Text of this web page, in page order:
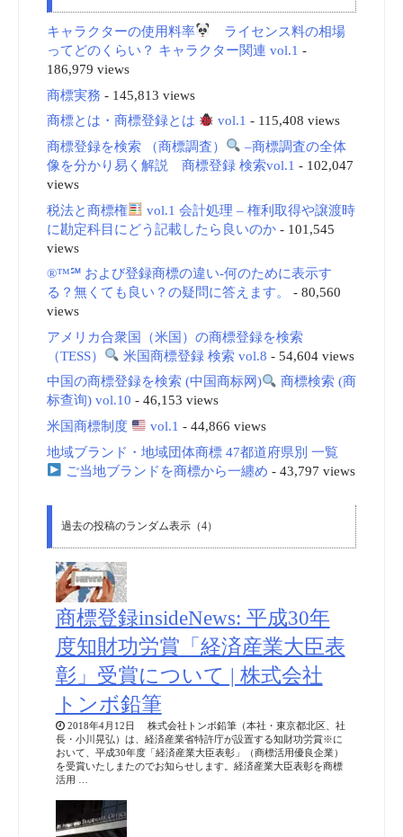
キャラクターの使用料率
ライセンス料の相場
ってどのくらい？ キャラクター関連 vol.1 -
186,979 views
商標実務 - 145,813 views
商標とは・商標登録とは
vol.1 - 115,408 views
商標登録を検索 （商標調査）
–商標調査の全体
像を分かり易く解説 商標登録 検索vol.1 - 102,047
views
税法と商標権
vol.1 会計処理 – 権利取得や譲渡時
に勘定科目にどう記載したら良いのか- 101,545
views
®™℠ および登録商標の違い-何のために表示す
る？無くても良い？の疑問に答えます。
- 80,560
views
アメリカ合衆国（米国）の商標登録を検索
（TESS）
米国商標登録 検索 vol.8 - 54,604 views
中国の商標登録を検索 (中国商标网)
商標検索 (商
标查询) vol.10 - 46,153 views
米国商標制度
vol.1 - 44,866 views
地域ブランド・地域団体商標 47都道府県別 一覧
ご当地ブランドを商標から一纏め - 43,797 views
過去の投稿のランダム表示（4）
商標登録insideNews: 平成30年
度知財功労賞「経済産業大臣表
彰」受賞について | 株式会社
トンボ鉛筆
2018年4月12日 株式会社トンボ鉛筆（本社・東京都北区、社
長・小川晃弘）は、経済産業省特許庁が設置する知財功労賞※に
おいて、平成30年度「経済産業大臣表彰」（商標活用優良企業）
を受賞いたしまたのでお知らせします。経済産業大臣表彰を商標
活用 …